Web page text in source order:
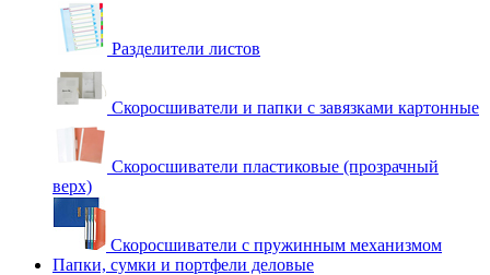
Разделители листов
Скоросшиватели и папки с завязками картонные
Скоросшиватели пластиковые (прозрачный
верх)
Скоросшиватели с пружинным механизмом
Папки, сумки и портфели деловые